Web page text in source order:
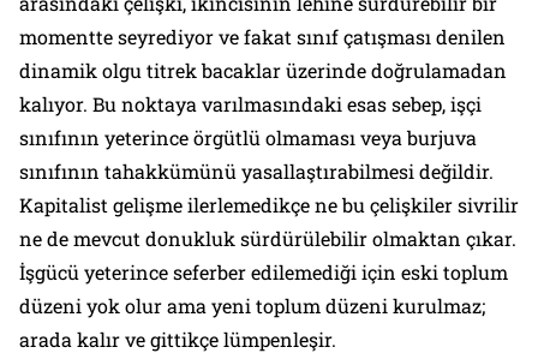
momentte seyrediyor ve fakat sınıf çatışması denilen
dinamik olgu titrek bacaklar üzerinde doğrulamadan
kalıyor. Bu noktaya varılmasındaki esas sebep, işçi
sınıfının yeterince örgütlü olmaması veya burjuva
sınıfının tahakkümünü yasallaştırabilmesi değildir.
Kapitalist gelişme ilerlemedikçe ne bu çelişkiler sivrilir
ne de mevcut donukluk sürdürülebilir olmaktan çıkar.
İşgücü yeterince seferber edilemediği için eski toplum
düzeni yok olur ama yeni toplum düzeni kurulmaz;
arada kalır ve gittikçe lümpenleşir.